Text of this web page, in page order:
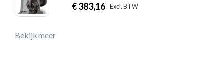
€383,16 Excl. BTW
Bekijk meer